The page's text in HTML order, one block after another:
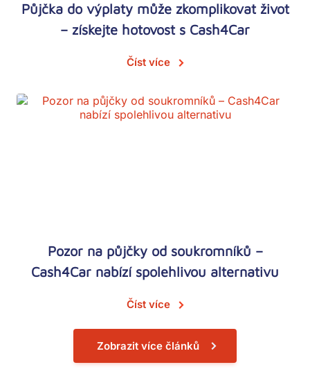
Půjčka do výplaty může zkomplikovat život
– získejte hotovost s Cash4Car
Číst více
Pozor na půjčky od soukromníků –
Cash4Car nabízí spolehlivou alternativu
Číst více
Zobrazit více článků